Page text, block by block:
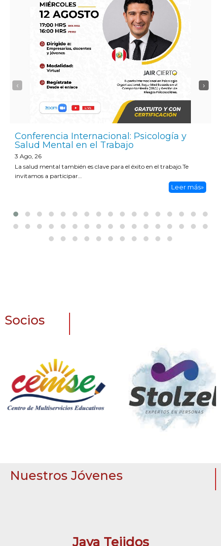
Conferencia Internacional: Psicología y
Salud Mental en el Trabajo
3 Ago, 26
La salud mental también es clave para el éxito en el trabajo.Te
invitamos a participar…
Leer más»
‹ ›
Socios
Nuestros Jóvenes
Jaya Tejidos